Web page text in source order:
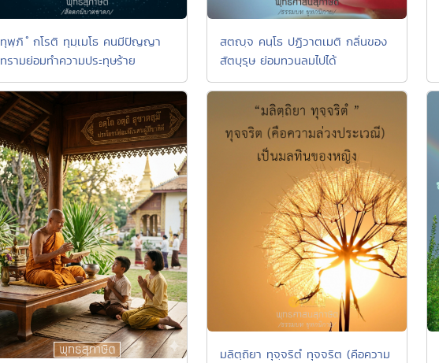
ทุพฺภิ ํ กโรติ ทุมฺเมโธ คนมีปัญญา
ทรามย่อมทำความประทุษร้าย
สตญฺจ คนฺโธ ปฏิวาตเมติ กลิ่นของ
สัตบุรุษ ย่อมทวนลมไปได้
มลิตฺถิยา ทุจฺจริตํ ทุจจริต (คือความ